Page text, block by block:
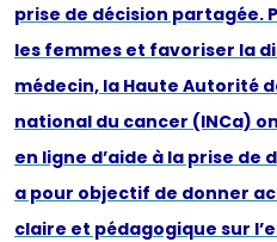
prise de décision partagée.
les femmes et favoriser la
médecin, la Haute Autorité
national du cancer (INCa)
en ligne d’aide à la prise
a pour objectif de donner
claire et pédagogique sur